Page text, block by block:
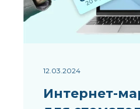
12.03.2024
Интернет-